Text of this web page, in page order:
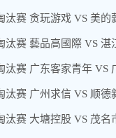
赛 贪玩游戏 VS 美的
赛 藝品高國際 VS 湛
赛 广东客家青年 VS
赛 广州求信 VS 顺德
赛 大塘控股 VS 茂名